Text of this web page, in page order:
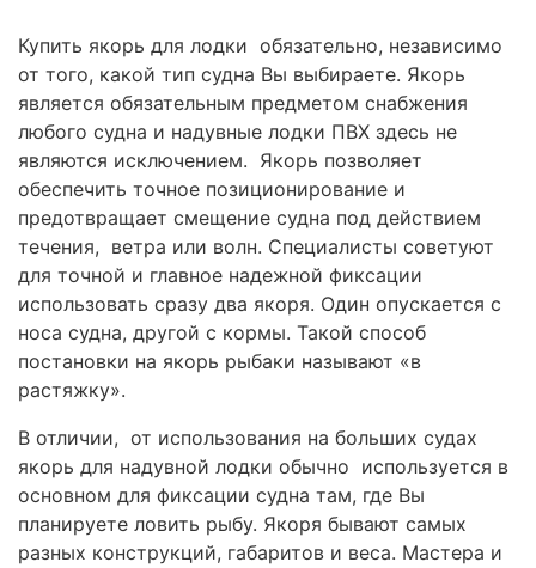
Купить якорь для лодки обязательно, независимо
от того, какой тип судна Вы выбираете. Якорь
является обязательным предметом снабжения
любого судна и надувные лодки ПВХ здесь не
являются исключением. Якорь позволяет
обеспечить точное позиционирование и
предотвращает смещение судна под действием
течения, ветра или волн. Специалисты советуют
для точной и главное надежной фиксации
использовать сразу два якоря. Один опускается с
носа судна, другой с кормы. Такой способ
постановки на якорь рыбаки называют «в
растяжку».
В отличии, от использования на больших судах
якорь для надувной лодки обычно используется в
основном для фиксации судна там, где Вы
планируете ловить рыбу. Якоря бывают самых
разных конструкций, габаритов и веса. Мастера и